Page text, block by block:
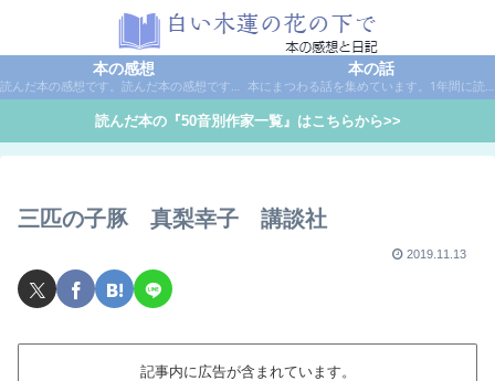
本の感想
読んだ本の感想です。読んだ本の感想です。本は作家名で50音別に分類しています。
本の話
本にまつわる話を集めています。1年間に読んだ本の総括や、本に関する話題など。
読んだ本の『50音別作家一覧』はこちらから>>
三匹の子豚 真梨幸子 講談社
2019.11.13
記事内に広告が含まれています。